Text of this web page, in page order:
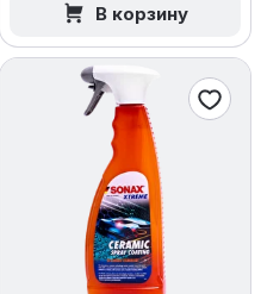
В корзину